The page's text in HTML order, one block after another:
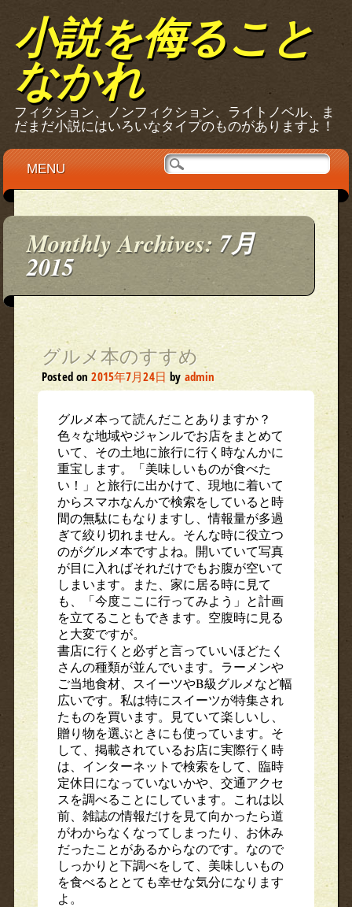
小説を侮ること
なかれ
フィクション、ノンフィクション、ライトノベル、ま
だまだ小説にはいろいなタイプのものがありますよ！
Main menu
Skip
content
MENU
Monthly Archives: 7月
2015
グルメ本のすすめ
Posted on2015年7月24日 by admin
グルメ本って読んだことありますか？
色々な地域やジャンルでお店をまとめて
いて、その土地に旅行に行く時なんかに
重宝します。「美味しいものが食べた
い！」と旅行に出かけて、現地に着いて
からスマホなんかで検索をしていると時
間の無駄にもなりますし、情報量が多過
ぎて絞り切れません。そんな時に役立つ
のがグルメ本ですよね。開いていて写真
が目に入ればそれだけでもお腹が空いて
しまいます。また、家に居る時に見て
も、「今度ここに行ってみよう」と計画
を立てることもできます。空腹時に見る
と大変ですが。
書店に行くと必ずと言っていいほどたく
さんの種類が並んでいます。ラーメンや
ご当地食材、スイーツやB級グルメなど幅
広いです。私は特にスイーツが特集され
たものを買います。見ていて楽しいし、
贈り物を選ぶときにも使っています。そ
して、掲載されているお店に実際行く時
は、インターネットで検索をして、臨時
定休日になっていないかや、交通アクセ
スを調べることにしています。これは以
前、雑誌の情報だけを見て向かったら道
がわからなくなってしまったり、お休み
だったことがあるからなのです。なので
しっかりと下調べをして、美味しいもの
を食べるととても幸せな気分になります
よ。